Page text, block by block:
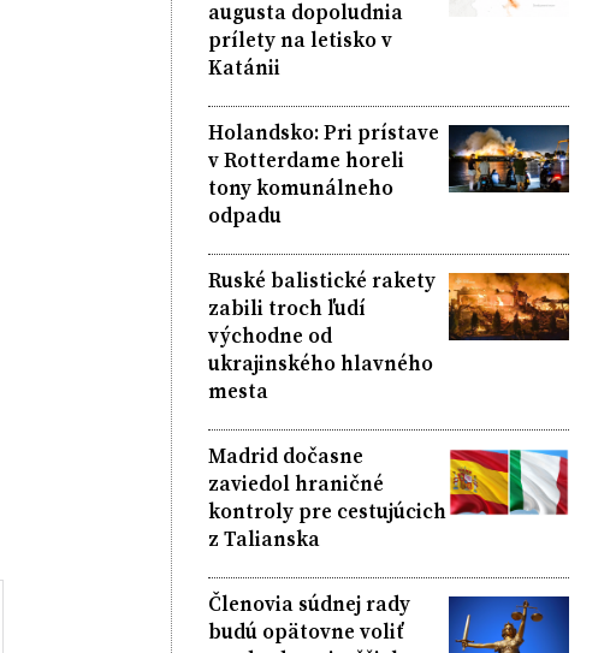
augusta dopoludnia
prílety na letisko v
Katánii
Holandsko: Pri prístave
v Rotterdame horeli
tony komunálneho
odpadu
Ruské balistické rakety
zabili troch ľudí
východne od
ukrajinského hlavného
mesta
Madrid dočasne
zaviedol hraničné
kontroly pre cestujúcich
z Talianska
Členovia súdnej rady
budú opätovne voliť